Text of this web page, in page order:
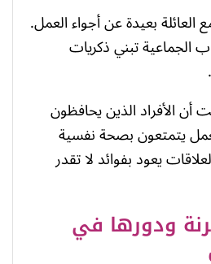
العائلة بعيدة عن أجواء العمل.
الجماعية تبني ذكريات
أن الأفراد الذين يحافظون
يتمتعون بصحة نفسية
يعود بفوائد لا تقدر
ودورها في